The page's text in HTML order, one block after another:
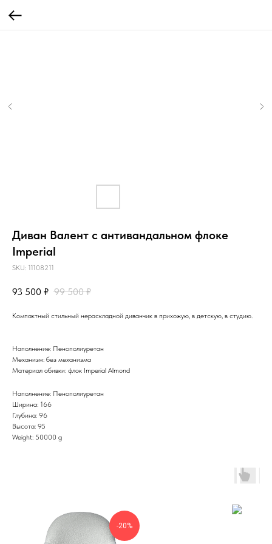
Диван Валент с антивандальном флоке
Imperial
SKU: 11108211
93 500 ₽ 99 500 ₽
Компактный стильный нераскладной диванчик в прихожую, в детскую, в студию.
Наполнение: Пенополиуретан
Механизм: без механизма
Материал обивки: флок Imperial Almond
Наполнение: Пенополиуретан
Ширина: 166
Глубина: 96
Высота: 95
Weight: 50000 g
-20%